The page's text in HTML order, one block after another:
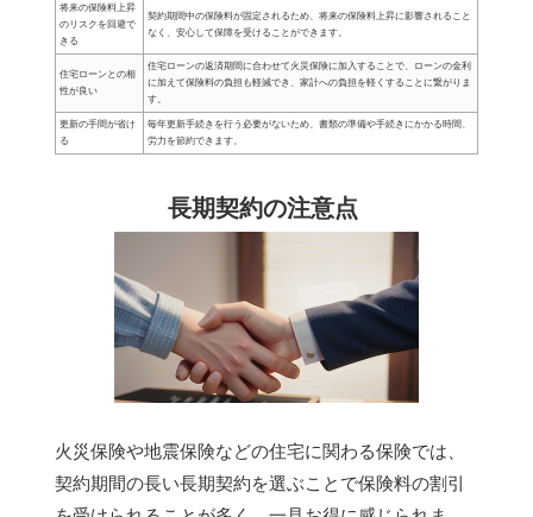
将来の保険料上昇
のリスクを回避で
きる
契約期間中の保険料が固定されるため、将来の保険料上昇に影響されること
なく、安心して保障を受けることができます。
住宅ローンとの相
性が良い
住宅ローンの返済期間に合わせて火災保険に加入することで、ローンの金利
に加えて保険料の負担も軽減でき、家計への負担を軽くすることに繋がりま
す。
更新の手間が省け
る
毎年更新手続きを行う必要がないため、書類の準備や手続きにかかる時間、
労力を節約できます。
長期契約の注意点
火災保険や地震保険などの住宅に関わる保険では、
契約期間の長い長期契約を選ぶことで保険料の割引